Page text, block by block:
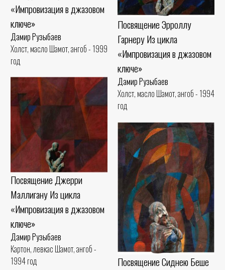
«Импровизация в джазовом
ключе»
Дамир Рузыбаев
Холст, масло Шамот, ангоб - 1999
год
Посвящение Эрроллу
Гарнеру Из цикла
«Импровизация в джазовом
ключе»
Дамир Рузыбаев
Холст, масло Шамот, ангоб - 1994
год
Посвящение Джерри
Маллигану Из цикла
«Импровизация в джазовом
ключе»
Дамир Рузыбаев
Картон, левкас Шамот, ангоб -
1994 год
Посвящение Сиднею Беше